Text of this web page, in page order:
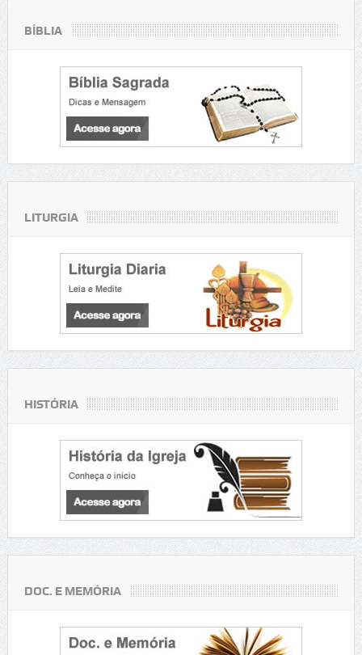
BÍBLIA
LITURGIA
HISTÓRIA
DOC. E MEMÓRIA